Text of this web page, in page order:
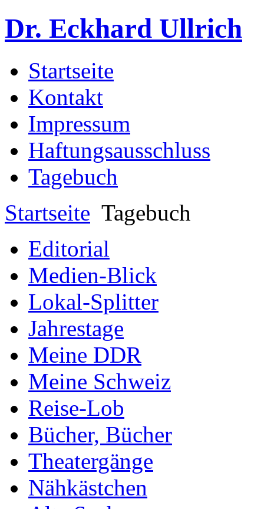
Dr. Eckhard Ullrich
Startseite
Kontakt
Impressum
Haftungsausschluss
Tagebuch
Startseite Tagebuch
Editorial
Medien-Blick
Lokal-Splitter
Jahrestage
Meine DDR
Meine Schweiz
Reise-Lob
Bücher, Bücher
Theatergänge
Nähkästchen